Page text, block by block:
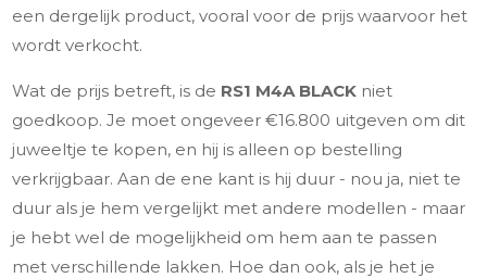
een dergelijk product, vooral voor de prijs waarvoor het
wordt verkocht.
Wat de prijs betreft, is de RS1 M4A BLACK niet
goedkoop. Je moet ongeveer €16.800 uitgeven om dit
juweeltje te kopen, en hij is alleen op bestelling
verkrijgbaar. Aan de ene kant is hij duur - nou ja, niet te
duur als je hem vergelijkt met andere modellen - maar
je hebt wel de mogelijkheid om hem aan te passen
met verschillende lakken. Hoe dan ook, als je het je